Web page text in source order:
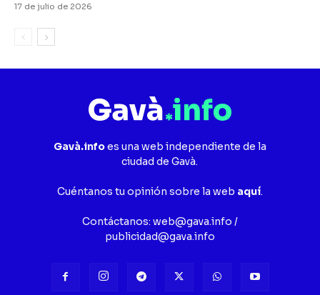
17 de julio de 2026
Gavà.infoes una web independiente de la
ciudad de Gavà.
Cuéntanos tu opinión sobre la web aquí.
Contáctanos: web@gava.info /
publicidad@gava.info